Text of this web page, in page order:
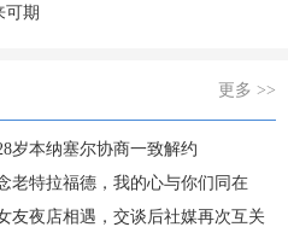
可期
更多 >>
岁本纳塞尔协商一致解约
老特拉福德，我的心与你们同在
友夜店相遇，交谈后社媒再次互关